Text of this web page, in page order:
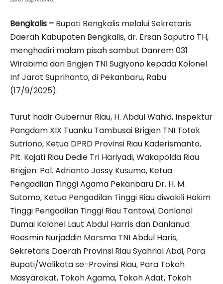
Bengkalis – Bupati Bengkalis melalui Sekretaris
Daerah Kabupaten Bengkalis, dr. Ersan Saputra TH,
menghadiri malam pisah sambut Danrem 031
Wirabima dari Brigjen TNI Sugiyono kepada Kolonel
Inf Jarot Suprihanto, di Pekanbaru, Rabu
(17/9/2025).
Turut hadir Gubernur Riau, H. Abdul Wahid, Inspektur
Pangdam XIX Tuanku Tambusai Brigjen TNI Totok
Sutriono, Ketua DPRD Provinsi Riau Kaderismanto,
Plt. Kajati Riau Dedie Tri Hariyadi, Wakapolda Riau
Brigjen. Pol. Adrianto Jossy Kusumo, Ketua
Pengadilan Tinggi Agama Pekanbaru Dr. H. M.
Sutomo, Ketua Pengadilan Tinggi Riau diwakili Hakim
Tinggi Pengadilan Tinggi Riau Tantowi, Danlanal
Dumai Kolonel Laut Abdul Harris dan Danlanud
Roesmin Nurjaddin Marsma TNI Abdul Haris,
Sekretaris Daerah Provinsi Riau Syahrial Abdi, Para
Bupati/Walikota se-Provinsi Riau, Para Tokoh
Masyarakat, Tokoh Agama, Tokoh Adat, Tokoh